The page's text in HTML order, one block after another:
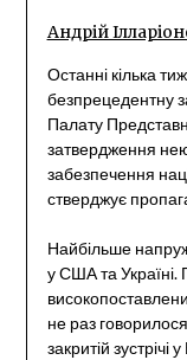
Андрій
Останні кілька
безпрецедентну
Палату
затвердження
забезпечення
стверджує
Найбільше
у США та Україні.
не раз
закритій